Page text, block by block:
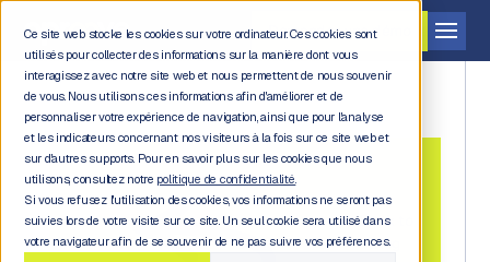
Ce site web stocke les cookies sur votre ordinateur. Ces cookies sont
utilisés pour collecter des informations sur la manière dont vous
interagissez avec notre site web et nous permettent de nous souvenir
de vous. Nous utilisons ces informations afin d'améliorer et de
personnaliser votre expérience de navigation, ainsi que pour l'analyse
et les indicateurs concernant nos visiteurs à la fois sur ce site web et
sur d'autres supports. Pour en savoir plus sur les cookies que nous
utilisons, consultez notre politique de confidentialité.
Si vous refusez l'utilisation des cookies, vos informations ne seront pas
suivies lors de votre visite sur ce site. Un seul cookie sera utilisé dans
votre navigateur afin de se souvenir de ne pas suivre vos préférences.
Demander une démo
Back to
blog